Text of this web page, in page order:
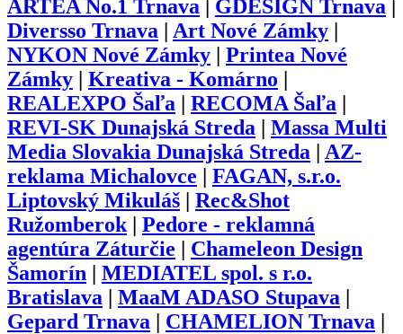
ARTEA No.1 Trnava
GDESIGN Trnava
Diversso Trnava
Art Nové Zámky
NYKON Nové Zámky
Printea Nové
Zámky
Kreativa - Komárno
REALEXPO Šaľa
RECOMA Šaľa
REVI-SK Dunajská Streda
Massa Multi
Media Slovakia Dunajská Streda
AZ-
reklama Michalovce
FAGAN, s.r.o.
Liptovský Mikuláš
Rec&Shot
Ružomberok| Pedore - reklamná
agentúra Záturčie
Chameleon Design
Šamorín
MEDIATEL spol. s r.o.
Bratislava
MaaM ADASO Stupava
Gepard Trnava
CHAMELION Trnava